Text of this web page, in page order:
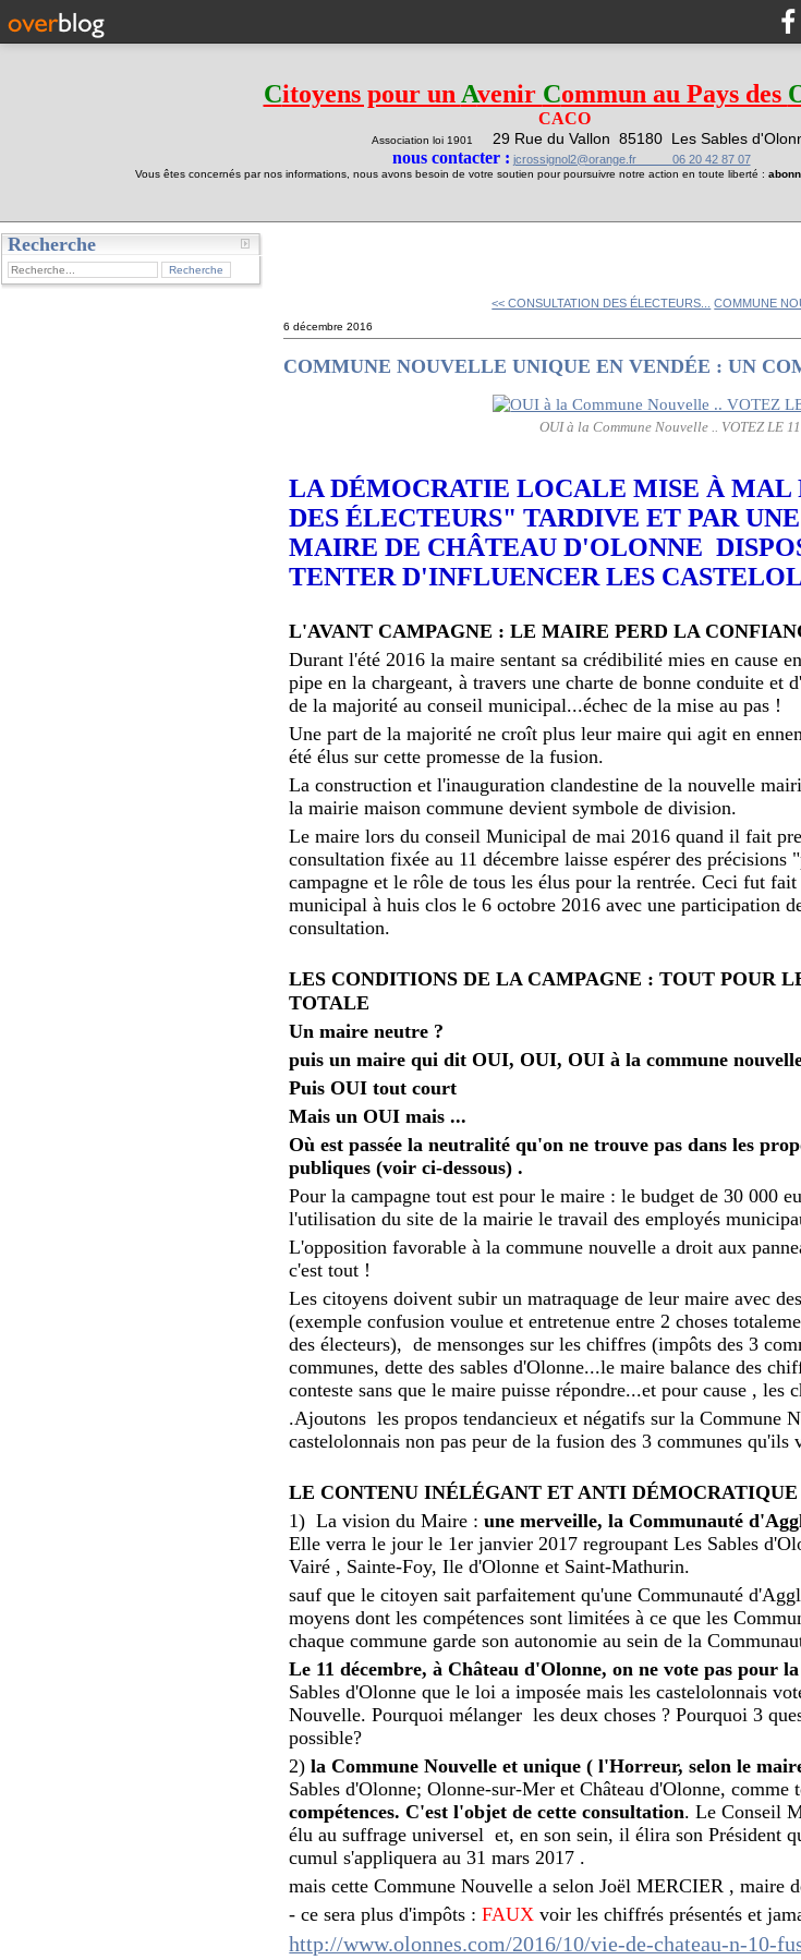
Citoyens pour un Avenir Commun au Pays des
CACO
Association loi 1901 29 Rue du Vallon 85180 Les Sables
nous contacter : jcrossignol2@orange.fr 06 20 42 87 07
Vous êtes concernés par nos informations, nous avons besoin de votre soutien pour poursuivre notre action en toute liberté :
Recherche
<< CONSULTATION DES ÉLECTEURS... COMMUNE
6 décembre 2016
COMMUNE NOUVELLE UNIQUE EN VENDÉE : UN
OUI à la Commune Nouvelle .. VOTEZ LE
LA DÉMOCRATIE LOCALE MISE À MAL
DES ÉLECTEURS" TARDIVE ET PAR
MAIRE DE CHÂTEAU D'OLONNE
TENTER D'INFLUENCER LES
L'AVANT CAMPAGNE : LE MAIRE PERD LA
Durant l'été 2016 la maire sentant sa crédibilité mies en cause
pipe en la chargeant, à travers une charte de bonne conduite et
de la majorité au conseil municipal...échec de la mise au pas !
Une part de la majorité ne croît plus leur maire qui agit en
été élus sur cette promesse de la fusion.
La construction et l'inauguration clandestine de la nouvelle
la mairie maison commune devient symbole de division.
Le maire lors du conseil Municipal de mai 2016 quand il fait
consultation fixée au 11 décembre laisse espérer des
campagne et le rôle de tous les élus pour la rentrée. Ceci fut
municipal à huis clos le 6 octobre 2016 avec une participation
consultation.
LES CONDITIONS DE LA CAMPAGNE : TOUT POUR
TOTALE
Un maire neutre ?
puis un maire qui dit OUI, OUI, OUI à la commune
Puis OUI tout court
Mais un OUI mais ...
Où est passée la neutralité qu'on ne trouve pas dans les
publiques (voir ci-dessous) .
Pour la campagne tout est pour le maire : le budget de 30 000
l'utilisation du site de la mairie le travail des employés
L'opposition favorable à la commune nouvelle a droit aux
c'est tout !
Les citoyens doivent subir un matraquage de leur maire avec
(exemple confusion voulue et entretenue entre 2 choses
des électeurs), de mensonges sur les chiffres (impôts des 3
communes, dette des sables d'Olonne...le maire balance des
conteste sans que le maire puisse répondre...et pour cause , les
.Ajoutons les propos tendancieux et négatifs sur la Commune
castelolonnais non pas peur de la fusion des 3 communes qu'ils
LE CONTENU INÉLÉGANT ET ANTI
1) La vision du Maire :une merveille, la Communauté
Elle verra le jour le 1er janvier 2017 regroupant Les Sables
Vairé , Sainte-Foy, Ile d'Olonne et Saint-Mathurin.
sauf que le citoyen sait parfaitement qu'une Communauté
moyens dont les compétences sont limitées à ce que les
chaque commune garde son autonomie au sein de la
Le 11 décembre, à Château d'Olonne, on ne vote pas pour
Sables d'Olonne que le loi a imposée mais les castelolonnais
Nouvelle. Pourquoi mélanger les deux choses ? Pourquoi 3
possible?
2) la Commune Nouvelle et unique ( l'Horreur, selon le
Sables d'Olonne; Olonne-sur-Mer et Château d'Olonne,
compétences. C'est l'objet de cette consultation. Le Conseil
élu au suffrage universel et, en son sein, il élira son Président
cumul s'appliquera au 31 mars 2017 .
mais cette Commune Nouvelle a selon Joël MERCIER , maire
- ce sera plus d'impôts : FAUXvoir les chiffrés présentés et
http://www.olonnes.com/2016/10/vie-de-chateau-n-10-